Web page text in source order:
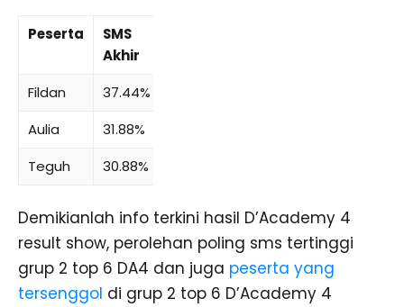
Peserta
SMS
Akhir
Fildan
37.44%
Aulia
31.88%
Teguh
30.88%
Demikianlah info terkini hasil D’Academy 4
result show, perolehan poling sms tertinggi
grup 2 top 6 DA4 dan juga peserta yang
tersenggol di grup 2 top 6 D’Academy 4